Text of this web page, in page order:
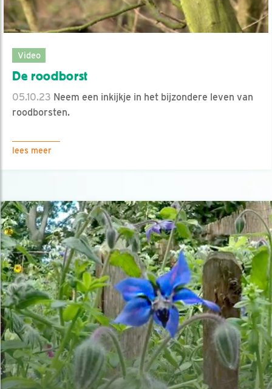
Video
De roodborst
05.10.23 Neem een inkijkje in het bijzondere leven van
roodborsten.
lees meer